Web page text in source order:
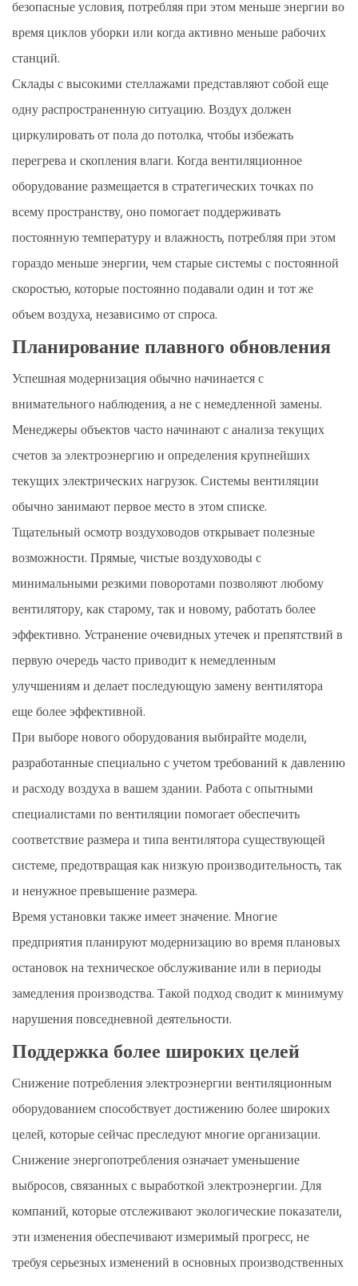
безопасные условия, потребляя при этом меньше энергии во
время циклов уборки или когда активно меньше рабочих
станций.
Склады с высокими стеллажами представляют собой еще
одну распространенную ситуацию. Воздух должен
циркулировать от пола до потолка, чтобы избежать
перегрева и скопления влаги. Когда вентиляционное
оборудование размещается в стратегических точках по
всему пространству, оно помогает поддерживать
постоянную температуру и влажность, потребляя при этом
гораздо меньше энергии, чем старые системы с постоянной
скоростью, которые постоянно подавали один и тот же
объем воздуха, независимо от спроса.
Планирование плавного обновления
Успешная модернизация обычно начинается с
внимательного наблюдения, а не с немедленной замены.
Менеджеры объектов часто начинают с анализа текущих
счетов за электроэнергию и определения крупнейших
текущих электрических нагрузок. Системы вентиляции
обычно занимают первое место в этом списке.
Тщательный осмотр воздуховодов открывает полезные
возможности. Прямые, чистые воздуховоды с
минимальными резкими поворотами позволяют любому
вентилятору, как старому, так и новому, работать более
эффективно. Устранение очевидных утечек и препятствий в
первую очередь часто приводит к немедленным
улучшениям и делает последующую замену вентилятора
еще более эффективной.
При выборе нового оборудования выбирайте модели,
разработанные специально с учетом требований к давлению
и расходу воздуха в вашем здании. Работа с опытными
специалистами по вентиляции помогает обеспечить
соответствие размера и типа вентилятора существующей
системе, предотвращая как низкую производительность, так
и ненужное превышение размера.
Время установки также имеет значение. Многие
предприятия планируют модернизацию во время плановых
остановок на техническое обслуживание или в периоды
замедления производства. Такой подход сводит к минимуму
нарушения повседневной деятельности.
Поддержка более широких целей
Снижение потребления электроэнергии вентиляционным
оборудованием способствует достижению более широких
целей, которые сейчас преследуют многие организации.
Снижение энергопотребления означает уменьшение
выбросов, связанных с выработкой электроэнергии. Для
компаний, которые отслеживают экологические показатели,
эти изменения обеспечивают измеримый прогресс, не
требуя серьезных изменений в основных производственных